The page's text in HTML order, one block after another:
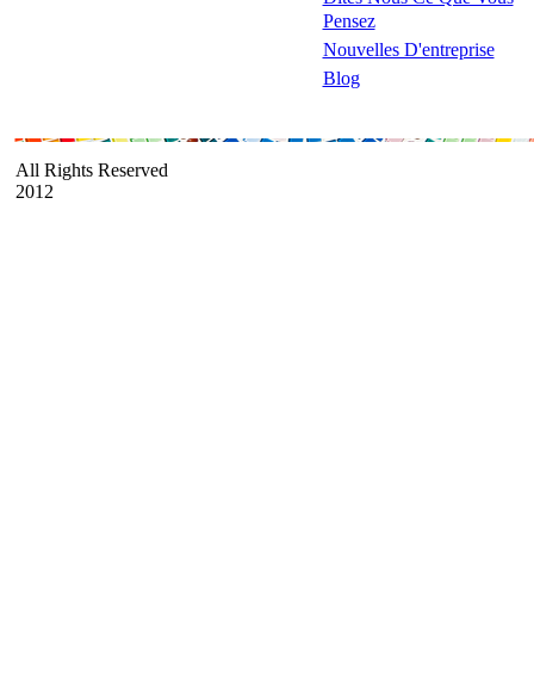
Pensez
Nouvelles D'entreprise
Blog
All Rights Reserved
2012